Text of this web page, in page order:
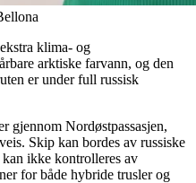
klima- og
arktiske farvann, og den
er under full russisk
gjennom Nordøstpassasjen,
Skip kan bordes av russiske
ikke kontrolleres av
for både hybride trusler og